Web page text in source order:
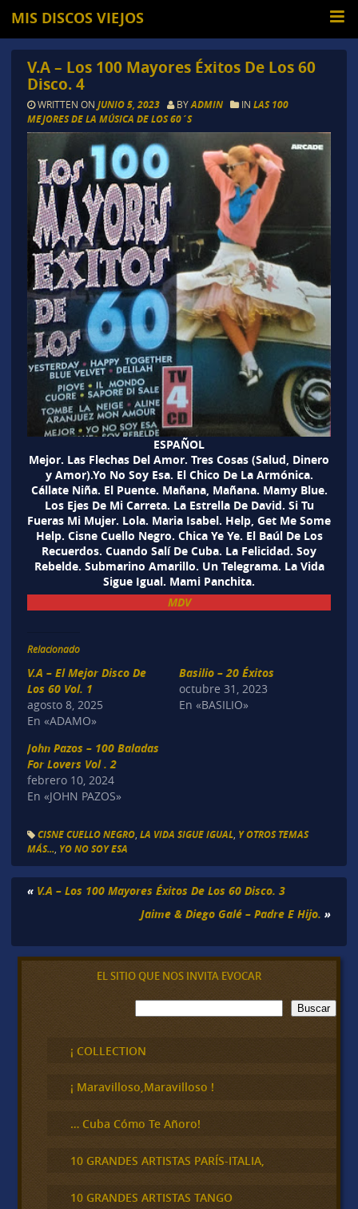
MIS DISCOS VIEJOS
V.A – Los 100 Mayores Éxitos De Los 60
Disco. 4
WRITTEN ON JUNIO 5, 2023 BYADMIN IN LAS 100
MEJORES DE LA MÚSICA DE LOS 60´S
ESPAÑOL
Mejor. Las Flechas Del Amor. Tres Cosas (Salud, Dinero
y Amor).Yo No Soy Esa. El Chico De La Armónica.
Cállate Niña. El Puente. Mañana, Mañana. Mamy Blue.
Los Ejes De Mi Carreta. La Estrella De David. Si Tu
Fueras Mi Mujer. Lola. Maria Isabel. Help, Get Me Some
Help. Cisne Cuello Negro. Chica Ye Ye. El Baúl De Los
Recuerdos. Cuando Salí De Cuba. La Felicidad. Soy
Rebelde. Submarino Amarillo. Un Telegrama. La Vida
Sigue Igual. Mami Panchita.
MDV
Relacionado
V.A – El Mejor Disco De
Los 60 Vol. 1
agosto 8, 2025
En «ADAMO»
Basilio – 20 Éxitos
octubre 31, 2023
En «BASILIO»
John Pazos – 100 Baladas
For Lovers Vol . 2
febrero 10, 2024
En «JOHN PAZOS»
CISNE CUELLO NEGRO, LA VIDA SIGUE IGUAL, Y OTROS TEMAS
MÁS... YO NO SOY ESA
« V.A – Los 100 Mayores Éxitos De Los 60 Disco. 3
Jaime & Diego Galé – Padre E Hijo. »
EL SITIO QUE NOS INVITA EVOCAR
B
u
c
a
Buscar
¡ COLLECTION
¡ Maravilloso,Maravilloso !
… Cuba Cómo Te Añoro!
10 GRANDES ARTISTAS PARÍS-ITALIA,
10 GRANDES ARTISTAS TANGO